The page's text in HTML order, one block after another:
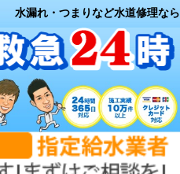
水漏れ・つまりなど水道修理なら